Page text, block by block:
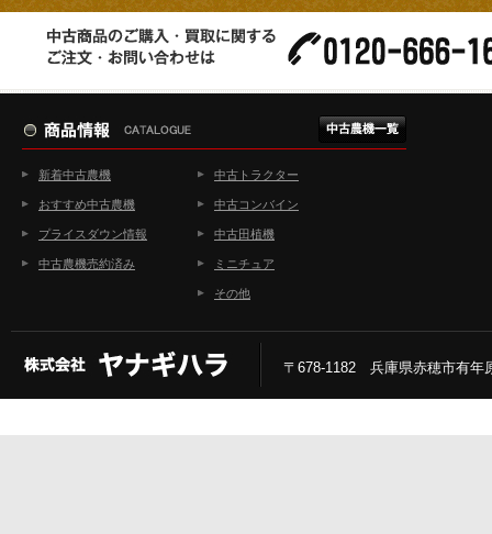
新着中古農機
おすすめ中古農機
プライスダウン情報
中古農機売約済み
中古トラクター
中古コンバイン
中古田植機
ミニチュア
その他
〒678-1182 兵庫県赤穂市有年